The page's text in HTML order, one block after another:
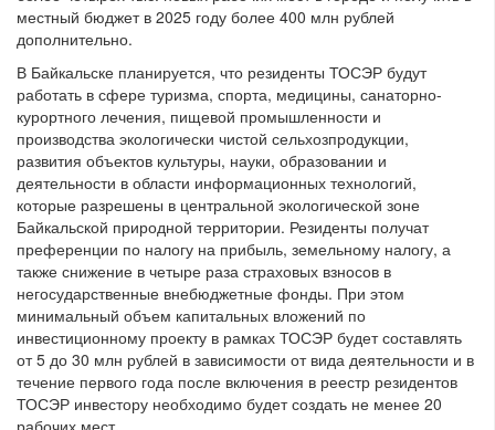
местный бюджет в 2025 году более 400 млн рублей
дополнительно.
В Байкальске планируется, что резиденты ТОСЭР будут
работать в сфере туризма, спорта, медицины, санаторно-
курортного лечения, пищевой промышленности и
производства экологически чистой сельхозпродукции,
развития объектов культуры, науки, образовании и
деятельности в области информационных технологий,
которые разрешены в центральной экологической зоне
Байкальской природной территории. Резиденты получат
преференции по налогу на прибыль, земельному налогу, а
также снижение в четыре раза страховых взносов в
негосударственные внебюджетные фонды. При этом
минимальный объем капитальных вложений по
инвестиционному проекту в рамках ТОСЭР будет составлять
от 5 до 30 млн рублей в зависимости от вида деятельности и в
течение первого года после включения в реестр резидентов
ТОСЭР инвестору необходимо будет создать не менее 20